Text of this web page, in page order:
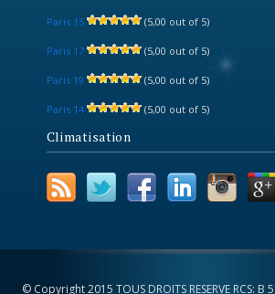
Paris 15 (5,00 out of 5)
Paris 17 (5,00 out of 5)
Paris 19 (5,00 out of 5)
Paris 14 (5,00 out of 5)
Climatisation
© Copyright 2015 TOUS DROITS RESERVE RCS: